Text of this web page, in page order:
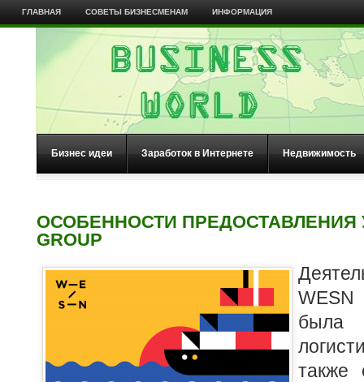
ГЛАВНАЯ СОВЕТЫ БИЗНЕСМЕНАМ ИНФОРМАЦИЯ
Бизнес идеи Заработок в Интернете Недвижимость
ОСОБЕННОСТИ ПРЕДОСТАВЛЕНИЯ
GROUP
также